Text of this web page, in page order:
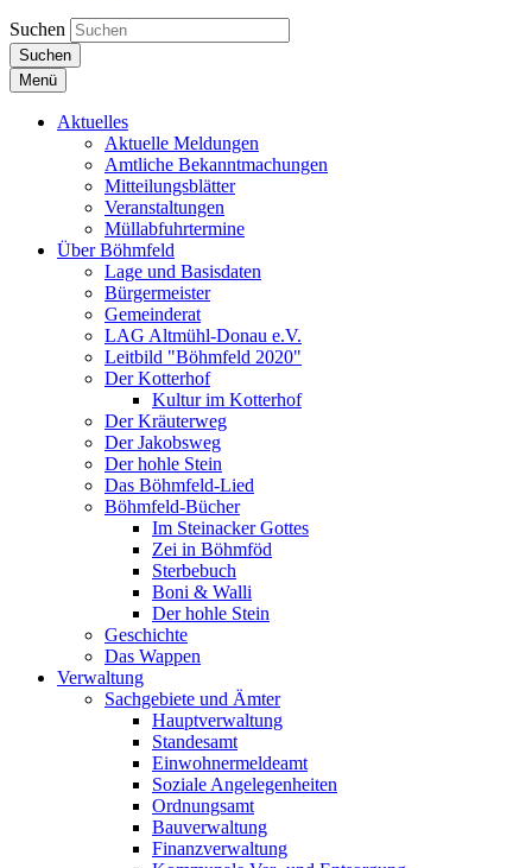
Suchen
Suchen
Menü
Aktuelles
Aktuelle Meldungen
Amtliche Bekanntmachungen
Mitteilungsblätter
Veranstaltungen
Müllabfuhrtermine
Über Böhmfeld
Lage und Basisdaten
Bürgermeister
Gemeinderat
LAG Altmühl-Donau e.V.
Leitbild "Böhmfeld 2020"
Der Kotterhof
Kultur im Kotterhof
Der Kräuterweg
Der Jakobsweg
Der hohle Stein
Das Böhmfeld-Lied
Böhmfeld-Bücher
Im Steinacker Gottes
Zei in Böhmföd
Sterbebuch
Boni & Walli
Der hohle Stein
Geschichte
Das Wappen
Verwaltung
Sachgebiete und Ämter
Hauptverwaltung
Standesamt
Einwohnermeldeamt
Soziale Angelegenheiten
Ordnungsamt
Bauverwaltung
Finanzverwaltung